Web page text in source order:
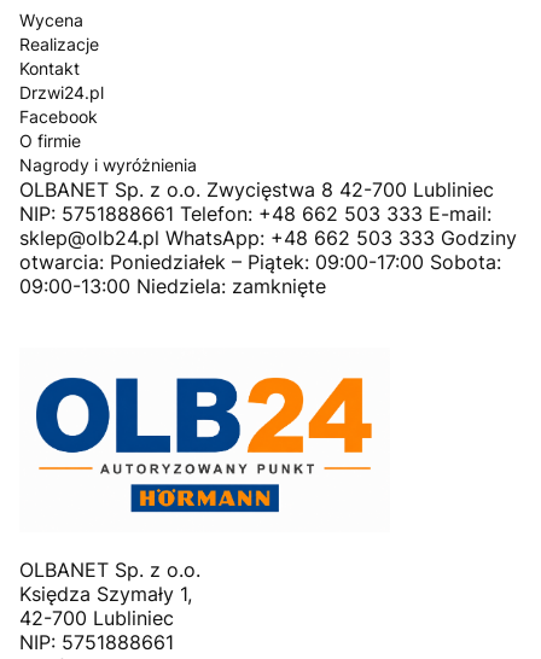
Wycena
Realizacje
Kontakt
Drzwi24.pl
Facebook
O firmie
Nagrody i wyróżnienia
OLBANET Sp. z o.o. Zwycięstwa 8 42-700 Lubliniec
NIP: 5751888661 Telefon: +48 662 503 333 E-mail:
sklep@olb24.pl WhatsApp: +48 662 503 333 Godziny
otwarcia: Poniedziałek – Piątek: 09:00-17:00 Sobota:
09:00-13:00 Niedziela: zamknięte
OLBANET Sp. z o.o.
Księdza Szymały 1,
42-700 Lubliniec
NIP: 5751888661